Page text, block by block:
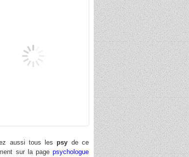
aussi tous lespsy de ce
sur la page psychologue